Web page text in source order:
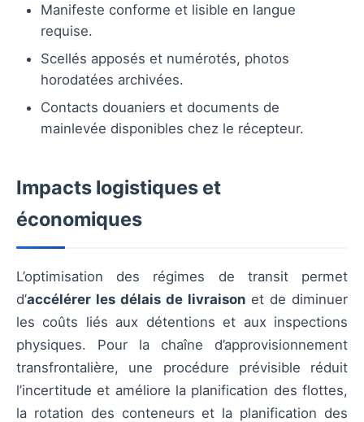
Manifeste conforme et lisible en langue
requise.
Scellés apposés et numérotés, photos
horodatées archivées.
Contacts douaniers et documents de
mainlevée disponibles chez le récepteur.
Impacts logistiques et
économiques
L’optimisation des régimes de transit permet
d’accélérer les délais de livraison et de diminuer
les coûts liés aux détentions et aux inspections
physiques. Pour la chaîne d’approvisionnement
transfrontalière, une procédure prévisible réduit
l’incertitude et améliore la planification des flottes,
la rotation des conteneurs et la planification des